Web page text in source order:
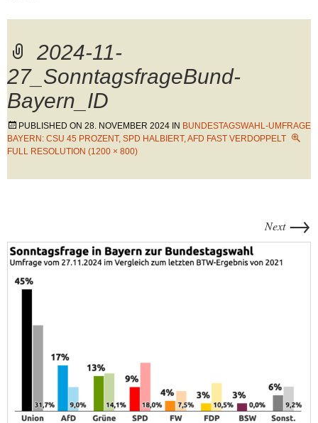
2024-11-
27_SonntagsfrageBund-
Bayern_ID
PUBLISHED ON 28. NOVEMBER 2024 IN BUNDESTAGSWAHL-UMFRAGE
BAYERN: CSU 45 PROZENT, SPD HALBIERT, AFD FAST VERDOPPELT
FULL RESOLUTION (1200 × 800)
Next →